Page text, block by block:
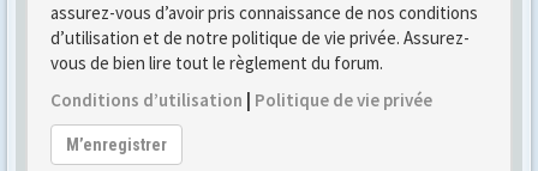
assurez-vous d’avoir pris connaissance de nos conditions
d’utilisation et de notre politique de vie privée. Assurez-
vous de bien lire tout le règlement du forum.
Conditions d’utilisation | Politique de vie privée
M’enregistrer